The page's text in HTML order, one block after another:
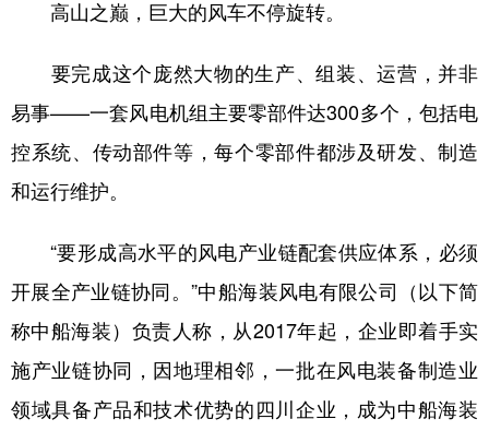
高山之巅，巨大的风车不停旋转。
要完成这个庞然大物的生产、组装、运营，并非
易事——一套风电机组主要零部件达300多个，包括电
控系统、传动部件等，每个零部件都涉及研发、制造
和运行维护。
“要形成高水平的风电产业链配套供应体系，必须
开展全产业链协同。”中船海装风电有限公司（以下简
称中船海装）负责人称，从2017年起，企业即着手实
施产业链协同，因地理相邻，一批在风电装备制造业
领域具备产品和技术优势的四川企业，成为中船海装